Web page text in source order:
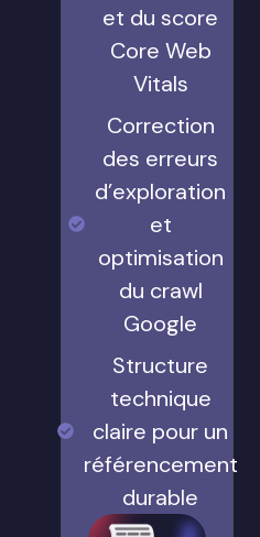
et du score
Core Web
Vitals
Correction
des erreurs
d’exploration
et
optimisation
du crawl
Google
Structure
technique
claire pour un
référencement
durable